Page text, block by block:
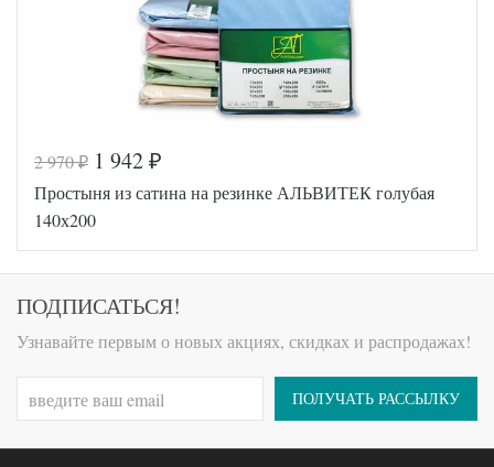
Код товара
546-621
Артикул
AL460704
Ткань
140х200
(на
Производитель
АльВиТек
2 970₽ 1 942 ₽
Простыня из сатина на резинке АЛЬВИТЕК голубая
140х200
ПОДПИСАТЬСЯ!
Узнавайте первым о новых акциях, скидках и распродажах!
ПОЛУЧАТЬ РАССЫЛКУ